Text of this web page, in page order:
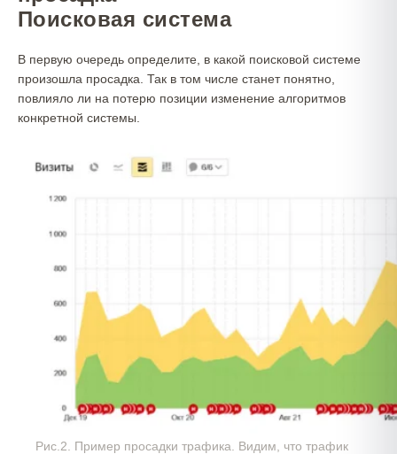
Поисковая система
В первую очередь определите, в какой поисковой системе
произошла просадка. Так в том числе станет понятно,
повлияло ли на потерю позиции изменение алгоритмов
конкретной системы.
Рис.2. Пример просадки трафика. Видим, что трафик